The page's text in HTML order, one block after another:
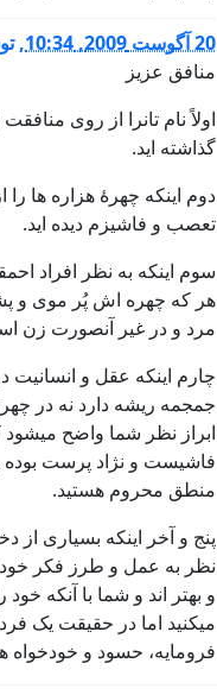
20 آگوست 2009, 10:34 ,
منافق عزیز
اولاً نام تانرا از روی
گذاشته اید.
دوم اینکه چهرۀ هزاره ها
تعصب و فاشیزم دیده اید.
سوم اینکه به نظر افراد
هر که چهره اش پُر موی و
مرد و در غیر آنصورت زن
چارم اینکه عقل و انسانیت
جمجمه ریشه دارد نه در
ابراز نظر شما واضح
فاشیست و نژاد پرست بوده
منطق محروم هستید.
پنج و آخر اینکه بسیاری از
نظر به عمل و طرز فکر خود
و بهتر اند و شما با آنکه خود
میکنید اما در حقیقت یک
فرومایه، حسود و خودخواه